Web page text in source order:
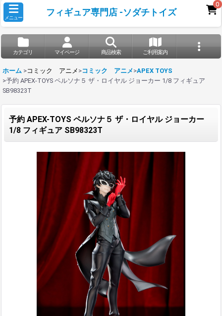
メニュー
フィギュア専門店 -ソダチトイズ
0
カテゴリ マイページ 商品検索 ご利用案内
ホーム >コミック アニメ >コミック アニメ >APEX TOYS
>予約 APEX-TOYS ペルソナ５ ザ・ロイヤル ジョーカー 1/8 フィギュア
SB98323T
予約 APEX-TOYS ペルソナ５ ザ・ロイヤル ジョーカー
1/8 フィギュア SB98323T